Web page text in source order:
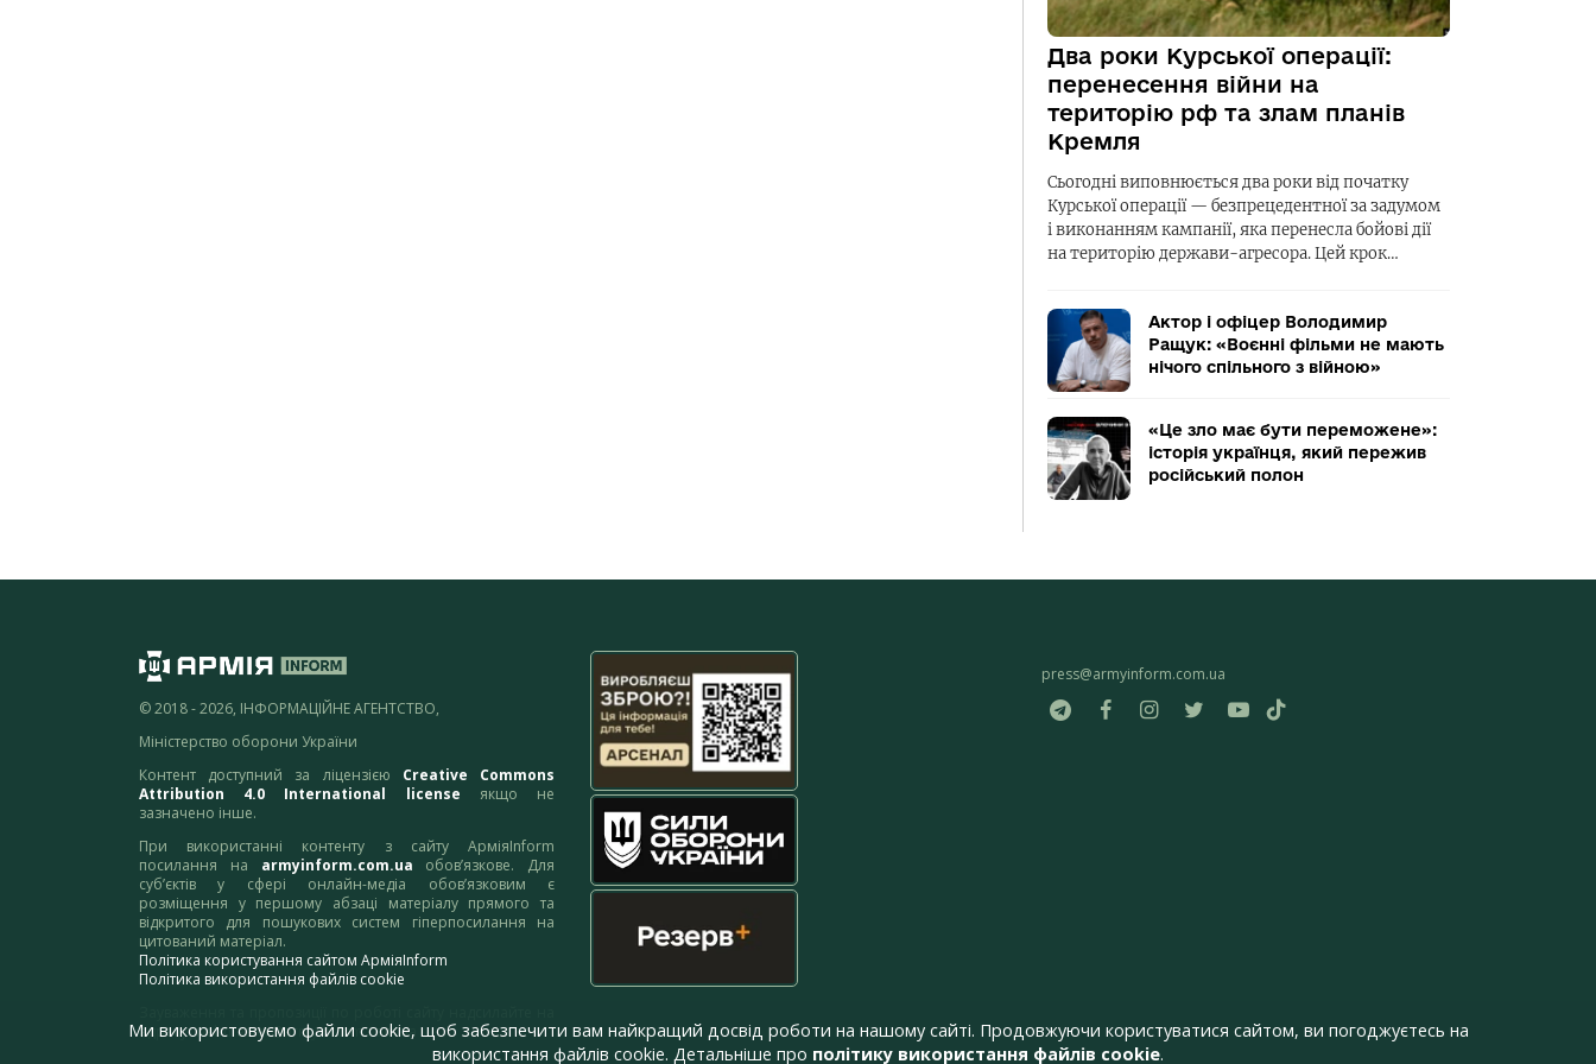
Два роки Курської операції:
перенесення війни на
територію рф та злам планів
Кремля
Сьогодні виповнюється два роки від початку
Курської операції — безпрецедентної за задумом
і виконанням кампанії, яка перенесла бойові дії
на територію держави-агресора. Цей крок…
Актор і офіцер Володимир
Ращук: «Воєнні фільми не мають
нічого спільного з війною»
«Це зло має бути переможене»:
історія українця, який пережив
російський полон
© 2018 - 2026, ІНФОРМАЦІЙНЕ АГЕНТСТВО,
Міністерство оборони України
Контент доступний за ліцензією Creative Commons
Attribution 4.0 International license якщо не
зазначено інше.
При використанні контенту з сайту АрміяInform
посилання на armyinform.com.ua обов’язкове. Для
суб’єктів у сфері онлайн-медіа обов’язковим є
розміщення у першому абзаці матеріалу прямого та
відкритого для пошукових систем гіперпосилання на
цитований матеріал.
Політика користування сайтом АрміяInform
Політика використання файлів cookie
адресу:webmaster@armyinform.com.ua
press@armyinform.com.ua
Ми використовуємо файли cookie, щоб забезпечити вам найкращий досвід роботи на нашому сайті. Продовжуючи користуватися сайтом, ви погоджуєтесь на
використання файлів cookie. Детальніше про політику використання файлів cookie.